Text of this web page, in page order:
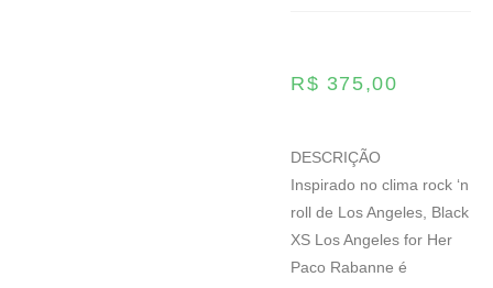
R$ 375,00
DESCRIÇÃO
Inspirado no clima rock ‘n
roll de Los Angeles, Black
XS Los Angeles for Her
Paco Rabanne é